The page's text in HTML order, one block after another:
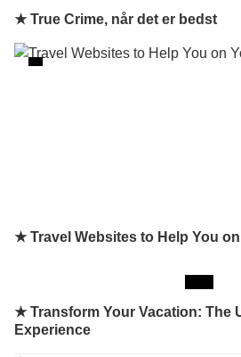
★ True Crime, når det er bedst
★ Travel Websites to Help You
★Transform Your Vacation: The
Experience